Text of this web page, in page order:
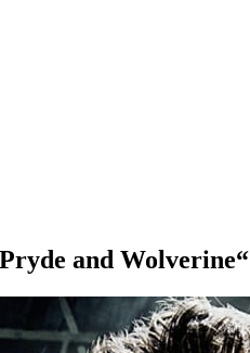
and Wolverine“